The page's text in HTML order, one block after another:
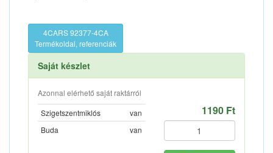
4CARS 92377-4CA
Termékoldal, referenciák
Saját készlet
Azonnal elérhető saját raktárról
Szigetszentmiklós
van
Buda
van
1190 Ft